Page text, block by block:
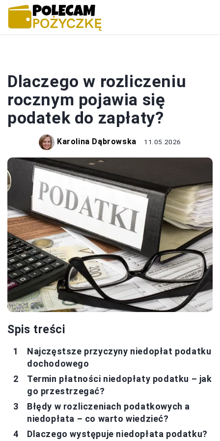
Dlaczego w rozliczeniu
rocznym pojawia się
podatek do zapłaty?
Karolina Dąbrowska 11.05.2026
Spis treści
Najczęstsze przyczyny niedopłat podatku
dochodowego
Termin płatności niedopłaty podatku – jak
go przestrzegać?
Błędy w rozliczeniach podatkowych a
niedopłata – co warto wiedzieć?
Dlaczego występuje niedopłata podatku?